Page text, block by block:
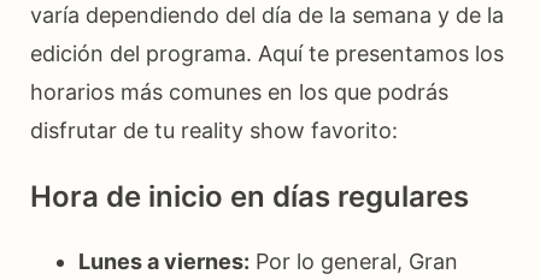
varía dependiendo del día de la semana y de la
edición del programa. Aquí te presentamos los
horarios más comunes en los que podrás
disfrutar de tu reality show favorito:
Hora de inicio en días regulares
Lunes a viernes: Por lo general, Gran